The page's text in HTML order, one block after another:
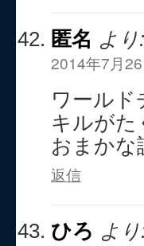
匿名 より:
2014年7月
ワールド
キルがた
おまかな
返信
ひろ よ